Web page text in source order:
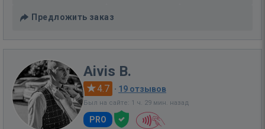
Предложить заказ
Aivis B.
4.7 · 19 отзывов
Был на сайте: 1 ч. 29 мин. назад
PRO